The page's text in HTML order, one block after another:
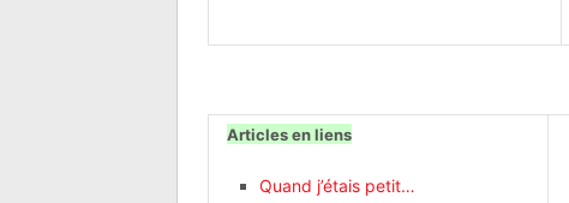
Articles en liens
Quand j’étais petit…